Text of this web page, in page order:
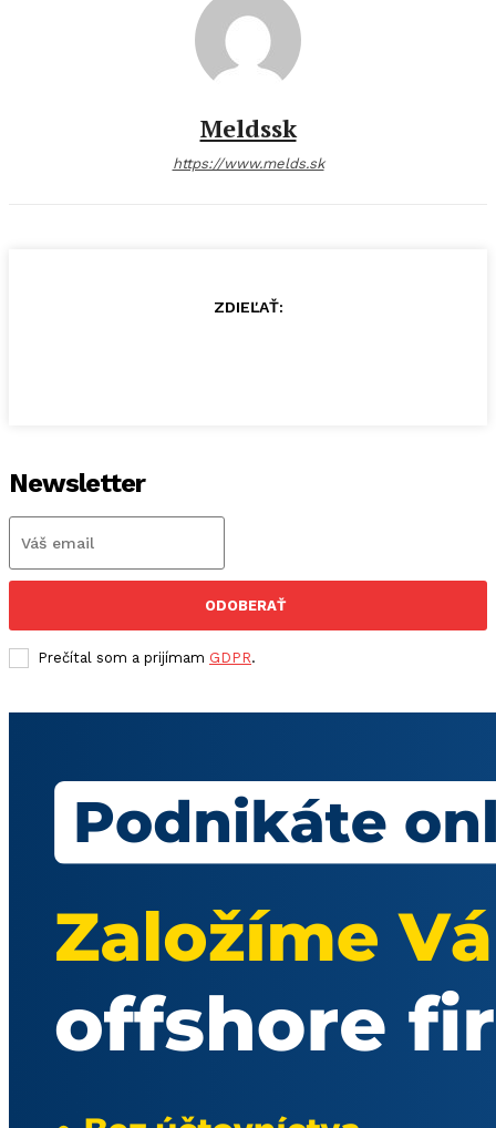
Meldssk
https://www.melds.sk
ZDIEĽAŤ:
Newsletter
ODOBERAŤ
Prečítal som a prijímam GDPR.